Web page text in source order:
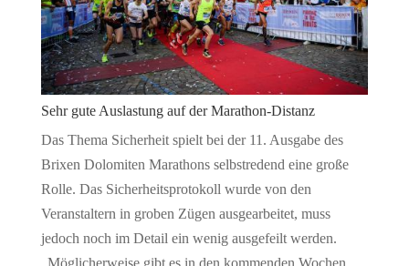
Sehr gute Auslastung auf der Marathon-Distanz
Das Thema Sicherheit spielt bei der 11. Ausgabe des
Brixen Dolomiten Marathons selbstredend eine große
Rolle. Das Sicherheitsprotokoll wurde von den
Veranstaltern in groben Zügen ausgearbeitet, muss
jedoch noch im Detail ein wenig ausgefeilt werden.